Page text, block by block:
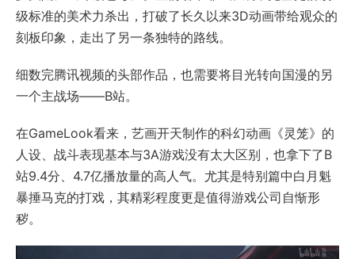
级标准的美术力杀出，打破了长久以来3D动画带给观众的
刻板印象，走出了另一条独特的路线。
细数完腾讯视频的头部作品，也需要将目光转向国漫的另
一个主战场——B站。
在GameLook看来，艺画开天制作的科幻动画《灵笼》的
人设、战斗表现基本与3A游戏没有太大区别，也拿下了B
站9.4分、4.7亿播放量的高人气。尤其是特别篇中白月魁
暴捶马克的打戏，其精彩程度更是值得游戏公司自惭形
秽。